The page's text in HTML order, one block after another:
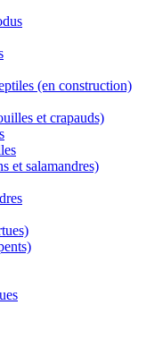
(en construction)
et crapauds)
et salamandres)